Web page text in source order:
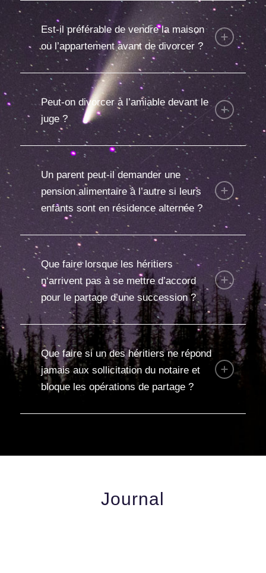
Est-il préférable de vendre la maison
ou l’appartement avant de divorcer ?
Peut-on divorcer à l’amiable devant le
juge ?
Un parent peut-il demander une
pension alimentaire à l’autre si leurs
enfants sont en résidence alternée ?
Que faire lorsque les héritiers
n‘arrivent pas à se mettre d’accord
pour le partage d’une succession ?
Que faire si un des héritiers ne répond
jamais aux sollicitation du notaire et
bloque les opérations de partage ?
Journal